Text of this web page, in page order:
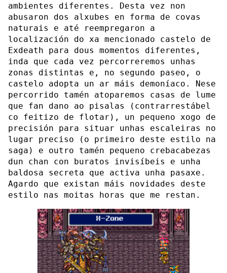
ambientes diferentes. Desta vez non
abusaron dos alxubes en forma de covas
naturais e até reempregaron a
localización do xa mencionado castelo de
Exdeath para dous momentos diferentes,
inda que cada vez percorreremos unhas
zonas distintas e, no segundo paseo, o
castelo adopta un ar máis demoníaco. Nese
percorrido tamén atoparemos casas de lume
que fan dano ao pisalas (contrarrestábel
co feitizo de flotar), un pequeno xogo de
precisión para situar unhas escaleiras no
lugar preciso (o primeiro deste estilo na
saga) e outro tamén pequeno crebacabezas
dun chan con buratos invisíbeis e unha
baldosa secreta que activa unha pasaxe.
Agardo que existan máis novidades deste
estilo nas moitas horas que me restan.